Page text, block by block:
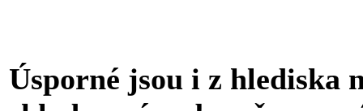
Úsporné jsou i z hlediska